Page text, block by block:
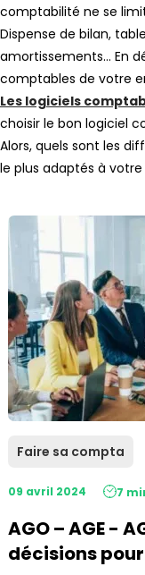
comptabilité ne se
Dispense de bilan,
amortissements… En
comptables de votre
Les logiciels
choisir le bon logiciel
Alors, quels sont les
le plus adaptés à
Faire sa compta
09 avril 2024 7
AGO – AGE -
décisions pour